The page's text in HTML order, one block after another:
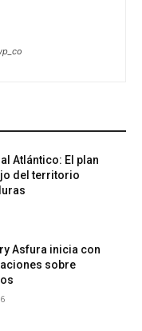
Atlántico: El plan
del territorio
Asfura inicia con
sobre